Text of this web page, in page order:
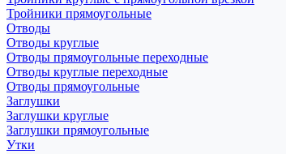
Тройники прямоугольные
Отводы
Отводы круглые
Отводы прямоугольные переходные
Отводы круглые переходные
Отводы прямоугольные
Заглушки
Заглушки круглые
Заглушки прямоугольные
Утки